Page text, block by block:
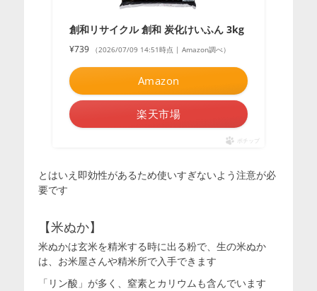
創和リサイクル 創和 炭化けいふん 3kg
¥739 （2026/07/09 14:51時点 | Amazon調べ）
Amazon
楽天市場
ポチップ
とはいえ即効性があるため使いすぎないよう注意が必
要です
【米ぬか】
米ぬかは玄米を精米する時に出る粉で、生の米ぬか
は、お米屋さんや精米所で入手できます
「リン酸」が多く、窒素とカリウムも含んでいます